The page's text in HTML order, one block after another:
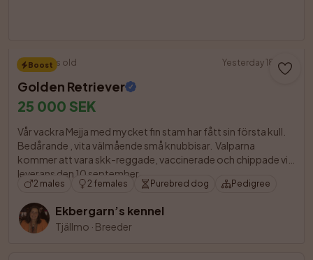
Boost
3 weeks old Yesterday 18:55
Golden Retriever
25 000 SEK
Vår vackra Mejja med mycket fin stam har fått sin första kull.
Bedårande , vita välmående små knubbisar.  Valparna
kommer att vara skk-reggade, vaccinerade och chippade vid
leverans den 10 september.
2 males 2 females Purebred dog Pedigree
Ekbergarn’s kennel
Tjällmo · Breeder